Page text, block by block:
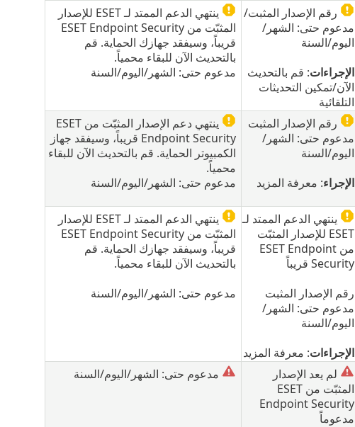
رقم الإصدار المثبت/
مدعوم حتى: الشهر/
اليوم/السنة
الإجراءات: قم بالتحديث
الآن/تمكين التحديثات
التلقائية
ينتهي الدعم الممتد لـ ESET للإصدار
المثبّت من ESET Endpoint Security
قريباً، وسيفقد جهازك الحماية. قم
بالتحديث الآن للبقاء محمياً.
مدعوم حتى: الشهر/اليوم/السنة
رقم الإصدار المثبت
مدعوم حتى: الشهر/
اليوم/السنة
الإجراء: معرفة المزيد
ينتهي دعم الإصدار المثبّت من ESET
Endpoint Security قريباً، وسيفقد جهاز
الكمبيوتر الحماية. قم بالتحديث الآن للبقاء
محمياً.
مدعوم حتى: الشهر/اليوم/السنة
ينتهي الدعم الممتد لـ
ESET للإصدار المثبّت
من ESET Endpoint
Security قريباً
رقم الإصدار المثبت
مدعوم حتى: الشهر/
اليوم/السنة
الإجراءات: معرفة المزيد
ينتهي الدعم الممتد لـ ESET للإصدار
المثبّت من ESET Endpoint Security
قريباً، وسيفقد جهازك الحماية. قم
بالتحديث الآن للبقاء محمياً.
مدعوم حتى: الشهر/اليوم/السنة
لم يعد الإصدار
المثبّت من ESET
Endpoint Security
مدعوماً
مدعوم حتى: الشهر/اليوم/السنة